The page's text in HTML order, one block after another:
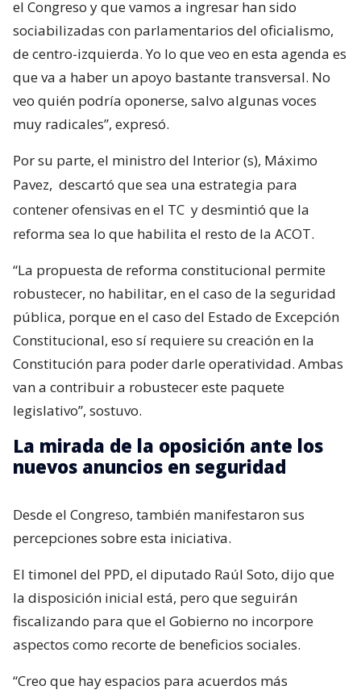
el Congreso y que vamos a ingresar han sido
sociabilizadas con parlamentarios del oficialismo,
de centro-izquierda. Yo lo que veo en esta agenda es
que va a haber un apoyo bastante transversal. No
veo quién podría oponerse, salvo algunas voces
muy radicales”, expresó.
Por su parte, el ministro del Interior (s), Máximo
Pavez, descartó que sea una estrategia para
contener ofensivas en el TC y desmintió que la
reforma sea lo que habilita el resto de la ACOT.
“La propuesta de reforma constitucional permite
robustecer, no habilitar, en el caso de la seguridad
pública, porque en el caso del Estado de Excepción
Constitucional, eso sí requiere su creación en la
Constitución para poder darle operatividad. Ambas
van a contribuir a robustecer este paquete
legislativo”, sostuvo.
La mirada de la oposición ante los
nuevos anuncios en seguridad
Desde el Congreso, también manifestaron sus
percepciones sobre esta iniciativa.
El timonel del PPD, el diputado Raúl Soto, dijo que
la disposición inicial está, pero que seguirán
fiscalizando para que el Gobierno no incorpore
aspectos como recorte de beneficios sociales.
“Creo que hay espacios para acuerdos más